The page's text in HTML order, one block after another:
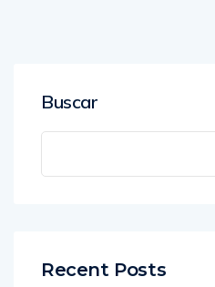
Buscar
Recent Posts